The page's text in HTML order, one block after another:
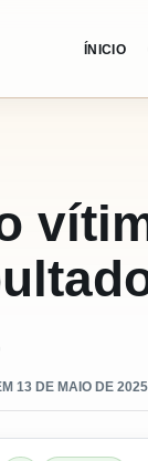
ÍNICIO
13 DE MAIO DE